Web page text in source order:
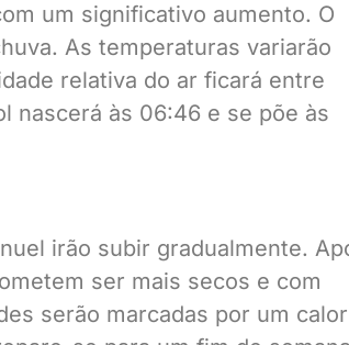
um significativo aumento. O
As temperaturas variarão
relativa do ar ficará entre
nascerá às 06:46 e se põe às
irão subir gradualmente.
ser mais secos e com
serão marcadas por um calor